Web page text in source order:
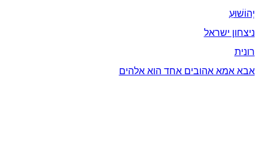
יְהוֹשׁוּעַ
ניצחון ישראל
רונית
אבא אמא אהובים אחד הוא אלהים